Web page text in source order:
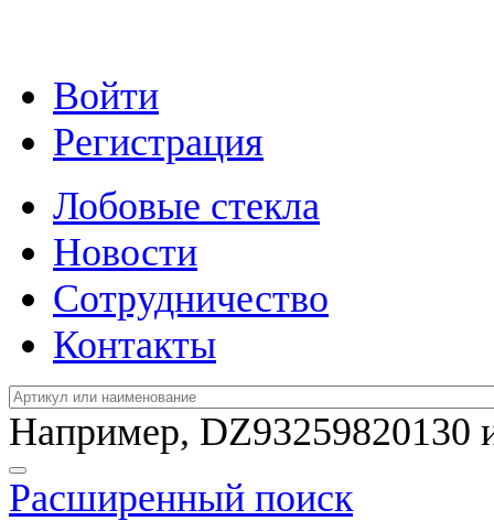
Войти
Регистрация
Лобовые стекла
Новости
Сотрудничество
Контакты
Например, DZ93259820130
Расширенный поиск